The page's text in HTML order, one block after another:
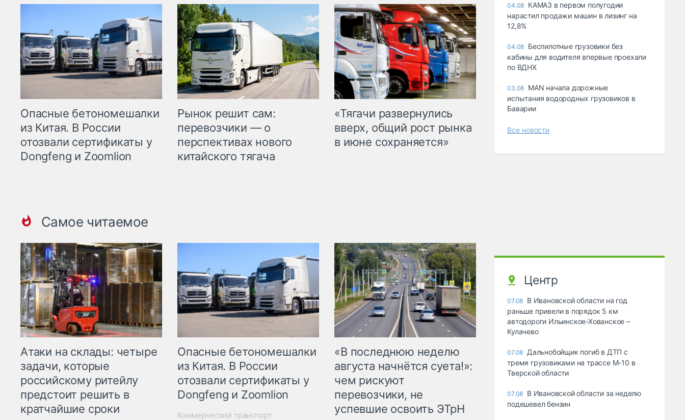
Опасные бетономешалки
из Китая. В России
отозвали сертификаты у
Dongfeng и Zoomlion
Рынок решит сам:
перевозчики — о
перспективах нового
китайского тягача
«Тягачи развернулись
вверх, общий рост рынка
в июне сохраняется»
Самое читаемое
Атаки на склады: четыре
задачи, которые
российскому ритейлу
предстоит решить в
кратчайшие сроки
Опасные бетономешалки
из Китая. В России
отозвали сертификаты у
Dongfeng и Zoomlion
Коммерческий транспорт
«В последнюю неделю
августа начнётся суета!»:
чем рискуют
перевозчики, не
успевшие освоить ЭТрН
04.08 КАМАЗ в первом полугодии
нарастил продажи машин в лизинг на
12,8%
04.08 Беспилотные грузовики без
кабины для водителя впервые проехали
по ВДНХ
03.08 MAN начала дорожные
испытания водородных грузовиков в
Баварии
Все новости
Центр
07.08 В Ивановской области на год
раньше привели в порядок 5 км
автодороги Ильинское-Хованское –
Кулачево
07.08 Дальнобойщик погиб в ДТП с
тремя грузовиками на трассе М-10 в
Тверской области
07.08 В Ивановской области за неделю
подешевел бензин